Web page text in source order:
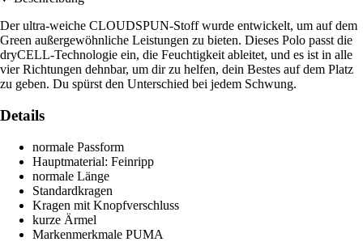
Der ultra-weiche CLOUDSPUN-Stoff wurde entwickelt, um auf dem
Green außergewöhnliche Leistungen zu bieten. Dieses Polo passt die
dryCELL-Technologie ein, die Feuchtigkeit ableitet, und es ist in alle
vier Richtungen dehnbar, um dir zu helfen, dein Bestes auf dem Platz
zu geben. Du spürst den Unterschied bei jedem Schwung.
Details
normale Passform
Hauptmaterial: Feinripp
normale Länge
Standardkragen
Kragen mit Knopfverschluss
kurze Ärmel
Markenmerkmale PUMA